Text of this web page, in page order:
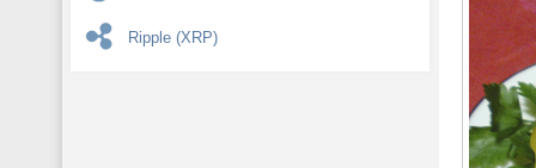
Ripple (XRP)